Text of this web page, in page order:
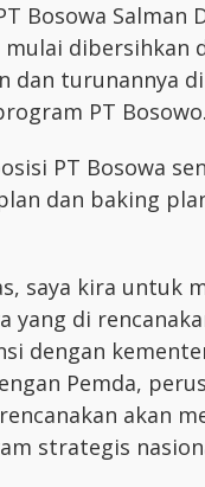
Bosowa Salman
mulai
dan turunannya
PT Bosowo.
PT Bosowa
dan baking
saya kira untuk
yang di
dengan
Pemda,
akan
strategis